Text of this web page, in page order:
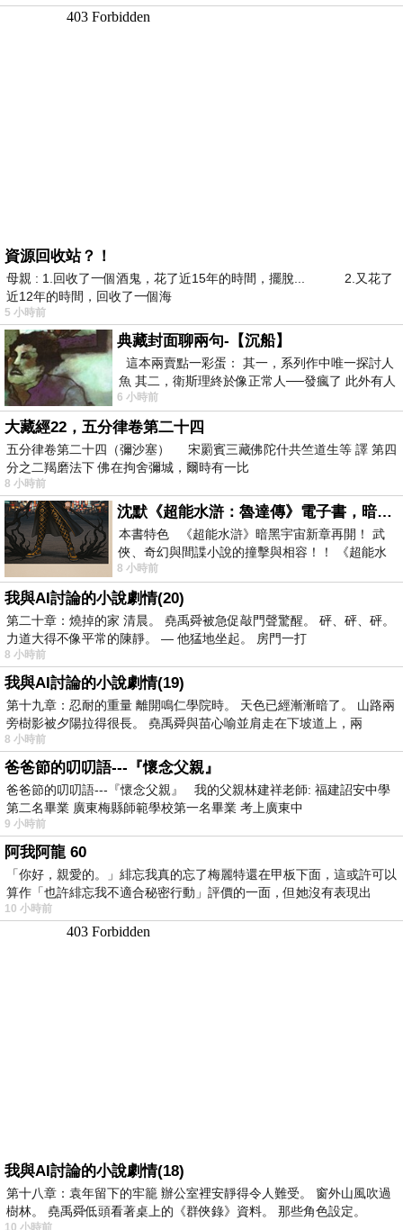
資源回收站？！
母親 : 1.回收了一個酒鬼，花了近15年的時間，擺脫... 2.又花了
近12年的時間，回收了一個海
5 小時前
典藏封面聊兩句-【沉船】
這本兩賣點一彩蛋： 其一，系列作中唯一探討人
魚 其二，衛斯理終於像正常人──發瘋了 此外有人
在南極打死北極熊（@《地心
6 小時前
大藏經22，五分律卷第二十四
五分律卷第二十四（彌沙塞） 宋罽賓三藏佛陀什共竺道生等 譯 第四
分之二羯磨法下 佛在拘舍彌城，爾時有一比
8 小時前
沈默《超能水滸：魯達傳》電子書，暗黑宇宙新章，一一五年八月璀璨上架！
本書特色 《超能水滸》暗黑宇宙新章再開！ 武
俠、奇幻與間諜小說的撞擊與相容！！ 《超能水
滸》系列第四部變幻登場
8 小時前
我與AI討論的小說劇情(20)
第二十章：燒掉的家 清晨。 堯禹舜被急促敲門聲驚醒。 砰、砰、砰。
力道大得不像平常的陳靜。 — 他猛地坐起。 房門一打
8 小時前
我與AI討論的小說劇情(19)
第十九章：忍耐的重量 離開鳴仁學院時。 天色已經漸漸暗了。 山路兩
旁樹影被夕陽拉得很長。 堯禹舜與苗心喻並肩走在下坡道上，兩
8 小時前
爸爸節的叨叨語---『懷念父親』
爸爸節的叨叨語---『懷念父親』 我的父親林建祥老師: 福建詔安中學
第二名畢業 廣東梅縣師範學校第一名畢業 考上廣東中
9 小時前
阿我阿龍 60
「你好，親愛的。」緋忘我真的忘了梅麗特還在甲板下面，這或許可以
算作「也許緋忘我不適合秘密行動」評價的一面，但她沒有表現出
10 小時前
我與AI討論的小說劇情(18)
第十八章：袁年留下的牢籠 辦公室裡安靜得令人難受。 窗外山風吹過
樹林。 堯禹舜低頭看著桌上的《群俠錄》資料。 那些角色設定。
10 小時前